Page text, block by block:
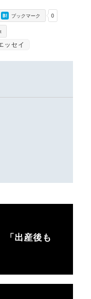
0
ブックマーク
ッセイ
「出産後も